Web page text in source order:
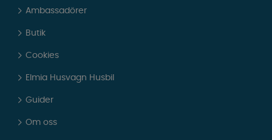
Ambassadörer
Butik
Cookies
Elmia Husvagn Husbil
Guider
Om oss